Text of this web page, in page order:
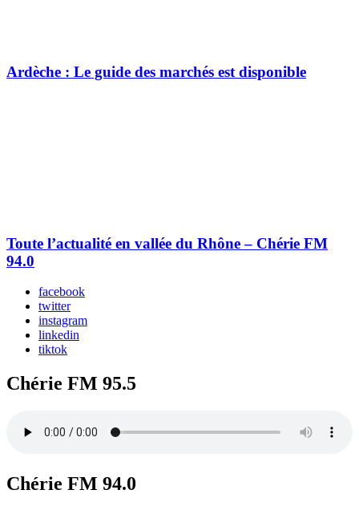
Ardèche : Le guide des marchés est disponible
Toute l’actualité en vallée du Rhône – Chérie FM
94.0
facebook
twitter
instagram
linkedin
tiktok
Chérie FM 95.5
Chérie FM 94.0